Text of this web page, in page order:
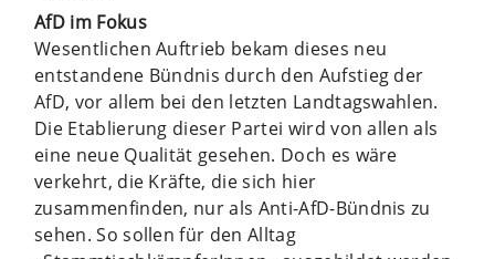
AfD im Fokus
Wesentlichen Auftrieb bekam dieses neu
entstandene Bündnis durch den Aufstieg der
AfD, vor allem bei den letzten Landtagswahlen.
Die Etablierung dieser Partei wird von allen als
eine neue Qualität gesehen. Doch es wäre
verkehrt, die Kräfte, die sich hier
zusammenfinden, nur als Anti-AfD-Bündnis zu
sehen. So sollen für den Alltag